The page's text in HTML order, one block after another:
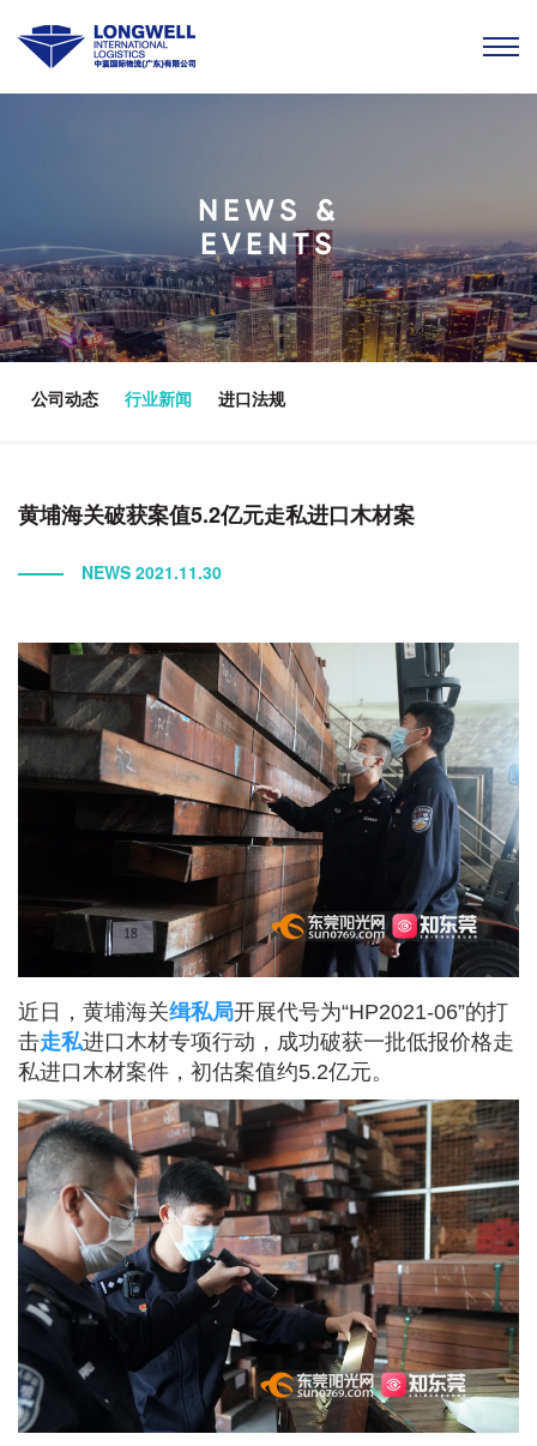
NEWS &
EVENTS
公司动态 行业新闻 进口法规
黄埔海关破获案值5.2亿元走私进口木材案
NEWS 2021.11.30
近日，黄埔海关缉私局开展代号为“HP2021-06”的打
击走私进口木材专项行动，成功破获一批低报价格走
私进口木材案件，初估案值约5.2亿元。